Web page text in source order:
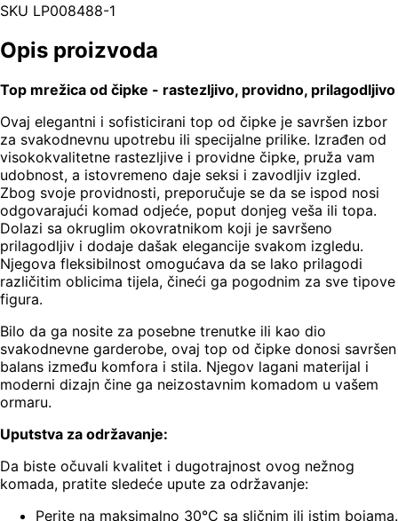
SKU LP008488-1
Opis proizvoda
Top mrežica od čipke - rastezljivo, providno, prilagodljivo
Ovaj elegantni i sofisticirani top od čipke je savršen izbor
za svakodnevnu upotrebu ili specijalne prilike. Izrađen od
visokokvalitetne rastezljive i providne čipke, pruža vam
udobnost, a istovremeno daje seksi i zavodljiv izgled.
Zbog svoje providnosti, preporučuje se da se ispod nosi
odgovarajući komad odjeće, poput donjeg veša ili topa.
Dolazi sa okruglim okovratnikom koji je savršeno
prilagodljiv i dodaje dašak elegancije svakom izgledu.
Njegova fleksibilnost omogućava da se lako prilagodi
različitim oblicima tijela, čineći ga pogodnim za sve tipove
figura.
Bilo da ga nosite za posebne trenutke ili kao dio
svakodnevne garderobe, ovaj top od čipke donosi savršen
balans između komfora i stila. Njegov lagani materijal i
moderni dizajn čine ga neizostavnim komadom u vašem
ormaru.
Uputstva za održavanje:
Da biste očuvali kvalitet i dugotrajnost ovog nežnog
komada, pratite sledeće upute za održavanje:
Perite na maksimalno 30°C sa sličnim ili istim bojama.